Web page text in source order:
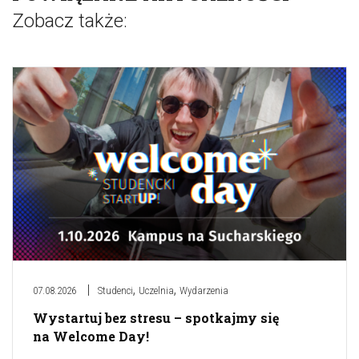
Zobacz także:
07.08.2026 Studenci, Uczelnia, Wydarzenia
Wystartuj bez stresu – spotkajmy się
na Welcome Day!